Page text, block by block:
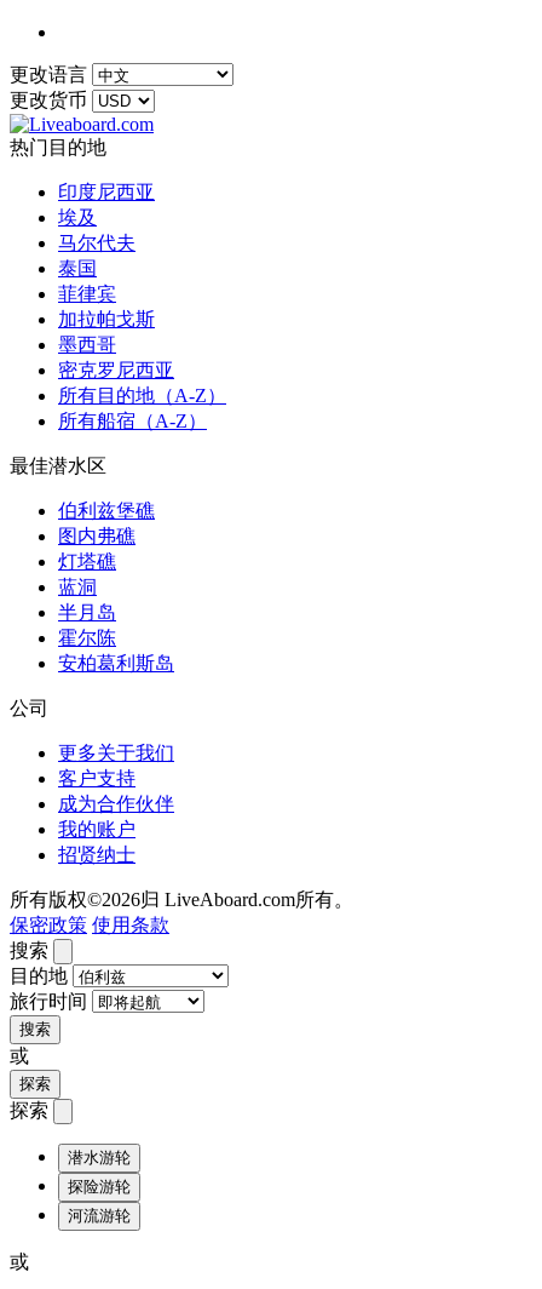
更改语言
更改货币
热门目的地
印度尼西亚
埃及
马尔代夫
泰国
菲律宾
加拉帕戈斯
墨西哥
密克罗尼西亚
所有目的地（A-Z）
所有船宿（A-Z）
最佳潜水区
伯利兹堡礁
图内弗礁
灯塔礁
蓝洞
半月岛
霍尔陈
安柏葛利斯岛
公司
更多关于我们
客户支持
成为合作伙伴
我的账户
招贤纳士
所有版权©2026归 LiveAboard.com所有。
保密政策 使用条款
搜索
目的地
旅行时间
搜索
或
探索
探索
潜水游轮
探险游轮
河流游轮
或